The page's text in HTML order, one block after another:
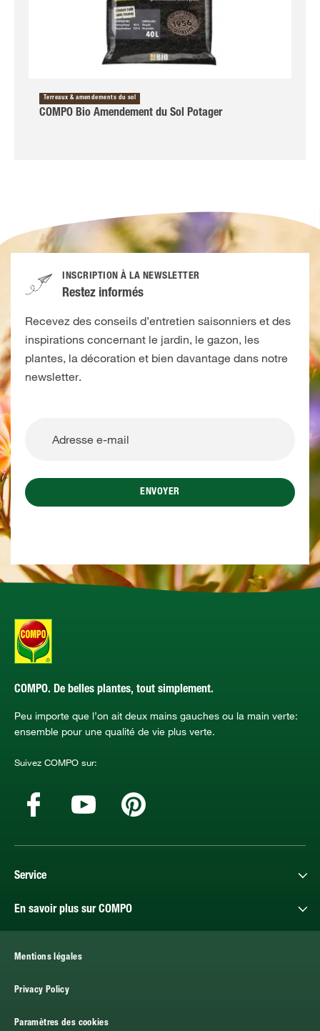
Terreaux & amendements du sol
COMPO Bio Amendement du Sol Potager
INSCRIPTION À LA NEWSLETTER
Restez informés
Recevez des conseils d’entretien saisonniers et des
inspirations concernant le jardin, le gazon, les
plantes, la décoration et bien davantage dans notre
newsletter.
ENVOYER
COMPO. De belles plantes, tout simplement.
Peu importe que l’on ait deux mains gauches ou la main verte:
ensemble pour une qualité de vie plus verte.
Suivez COMPO sur:
Service
En savoir plus sur COMPO
Mentions légales
Privacy Policy
Paramètres des cookies